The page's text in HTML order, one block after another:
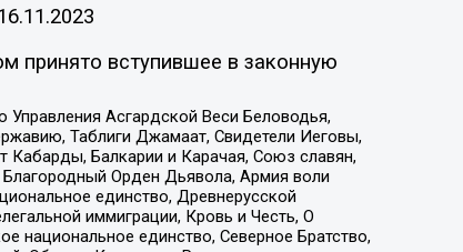
принято вступившее в законную
Асгардской Веси Беловодья,
Таблиги Джамаат, Свидетели Иеговы,
Кабарды, Балкарии и Карачая, Союз славян,
Орден Дьявола, Армия воли
единство, Древнерусской
иммиграции, Кровь и Честь, О
национальное единство, Северное Братство,